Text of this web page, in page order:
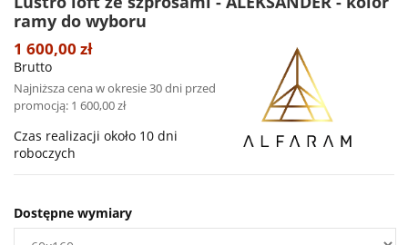
ramy do wyboru
1 600,00 zł
Brutto
Najniższa cena w okresie 30 dni przed
promocją: 1 600,00 zł
Czas realizacji około 10 dni
roboczych
Dostępne wymiary